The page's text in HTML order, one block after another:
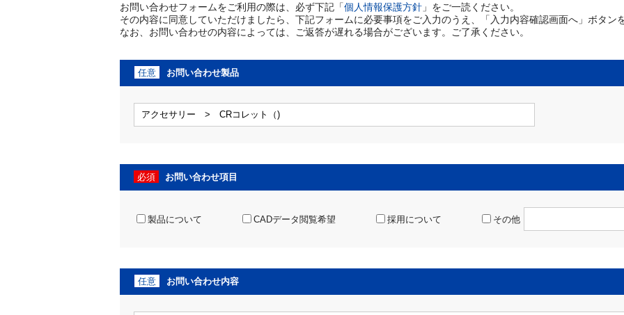
お問い合わせフォームをご利用の際は、必ず下記「個人情報保護方針 」をご一読ください。
その内容に同意していただけましたら、下記フォームに必要事項をご入力のうえ、「入力内容確認画面へ」ボタン
なお、お問い合わせの内容によっては、ご返答が遅れる場合がございます。ご了承ください。
任意 お問い合わせ製品
必須 お問い合わせ項目
製品について CADデータ閲覧希望 採用について その他
任意 お問い合わせ内容